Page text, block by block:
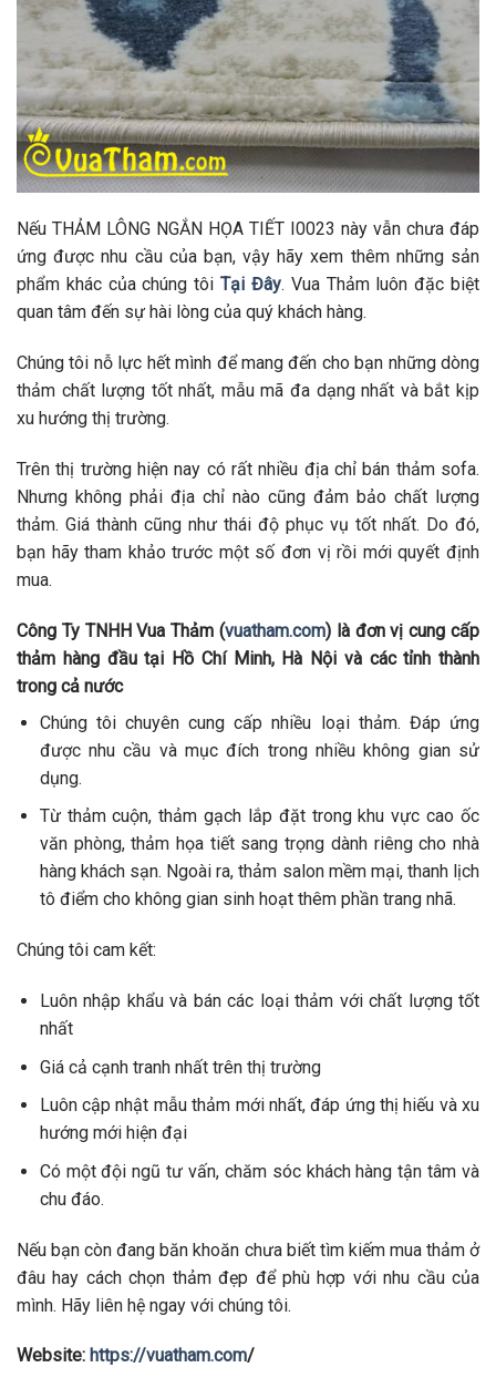
Nếu THẢM LÔNG NGẮN HỌA TIẾT I0023 này vẫn chưa đáp
ứng được nhu cầu của bạn, vậy hãy xem thêm những sản
phẩm khác của chúng tôiTại Đây. Vua Thảm luôn đặc biệt
quan tâm đến sự hài lòng của quý khách hàng.
Chúng tôi nỗ lực hết mình để mang đến cho bạn những dòng
thảm chất lượng tốt nhất, mẫu mã đa dạng nhất và bắt kịp
xu hướng thị trường.
Trên thị trường hiện nay có rất nhiều địa chỉ bán thảm sofa.
Nhưng không phải địa chỉ nào cũng đảm bảo chất lượng
thảm. Giá thành cũng như thái độ phục vụ tốt nhất. Do đó,
bạn hãy tham khảo trước một số đơn vị rồi mới quyết định
mua.
Công Ty TNHH Vua Thảm (vuatham.com) là đơn vị cung cấp
thảm hàng đầu tại Hồ Chí Minh, Hà Nội và các tỉnh thành
trong cả nước
Chúng tôi chuyên cung cấp nhiều loại thảm. Đáp ứng
được nhu cầu và mục đích trong nhiều không gian sử
dụng.
Từ thảm cuộn, thảm gạch lắp đặt trong khu vực cao ốc
văn phòng, thảm họa tiết sang trọng dành riêng cho nhà
hàng khách sạn. Ngoài ra, thảm salon mềm mại, thanh lịch
tô điểm cho không gian sinh hoạt thêm phần trang nhã.
Chúng tôi cam kết:
Luôn nhập khẩu và bán các loại thảm với chất lượng tốt
nhất
Giá cả cạnh tranh nhất trên thị trường
Luôn cập nhật mẫu thảm mới nhất, đáp ứng thị hiếu và xu
hướng mới hiện đại
Có một đội ngũ tư vấn, chăm sóc khách hàng tận tâm và
chu đáo.
Nếu bạn còn đang băn khoăn chưa biết tìm kiếm mua thảm ở
đâu hay cách chọn thảm đẹp để phù hợp với nhu cầu của
mình. Hãy liên hệ ngay với chúng tôi.
Website: https://vuatham.com/